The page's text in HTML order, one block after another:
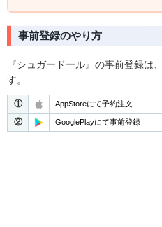
事前登録のやり方
『シュガードール』の事前登録は
す。
① AppStoreにて予約注文
② GooglePlayにて事前登録